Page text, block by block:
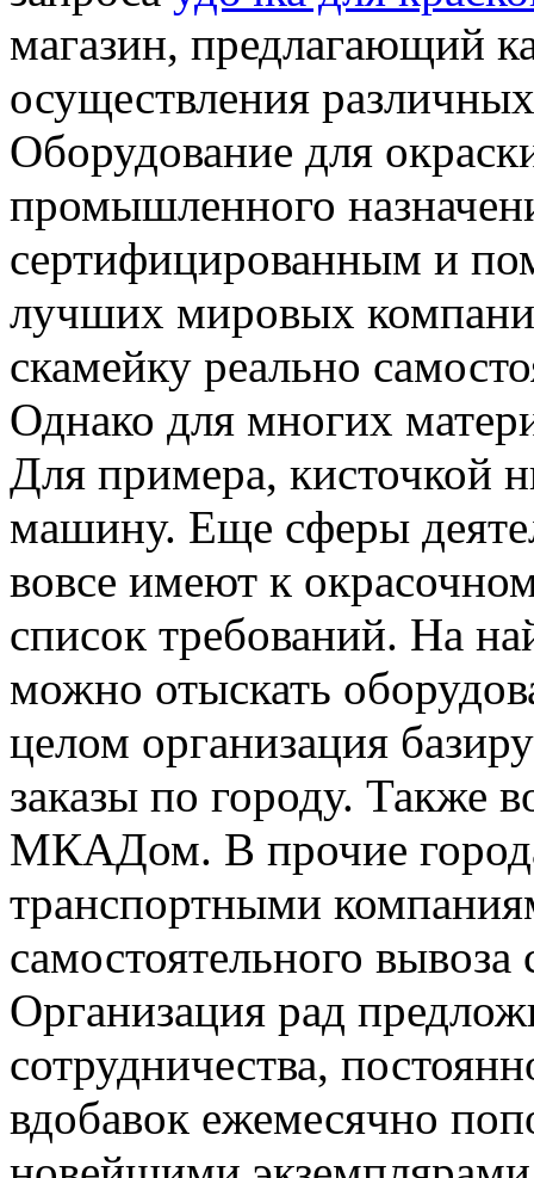
магазин, предлагающий
осуществления
Оборудование для
промышленного
сертифицированным и
лучших мировых
скамейку реально
Однако для многих
Для примера, кисточкой
машину. Еще сферы
вовсе имеют к
список требований. На
можно отыскать
целом организация
заказы по городу. Также
МКАДом. В прочие города
транспортными
самостоятельного
Организация рад
сотрудничества,
вдобавок ежемесячно